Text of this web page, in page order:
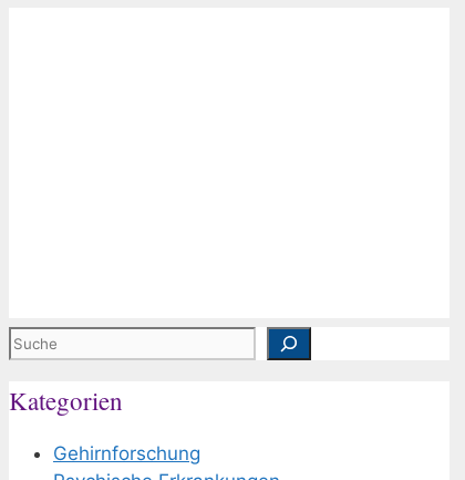
Suchen
Kategorien
Gehirnforschung